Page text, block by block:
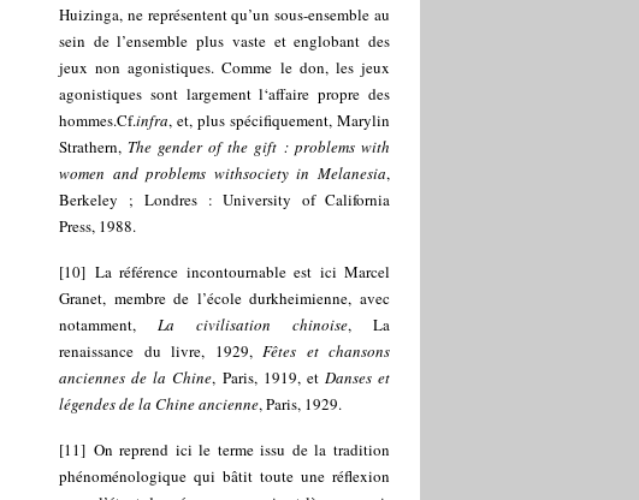
Huizinga, ne représentent qu’un sous-ensemble au
sein de l’ensemble plus vaste et englobant des
jeux non agonistiques. Comme le don, les jeux
agonistiques sont largement l‘affaire propre des
hommes.Cf.infra, et, plus spécifiquement, Marylin
Strathern, The gender of the gift : problems with
women and problems withsociety in Melanesia,
Berkeley ; Londres : University of California
Press, 1988.
[10] La référence incontournable est ici Marcel
Granet, membre de l’école durkheimienne, avec
notamment, La civilisation chinoise, La
renaissance du livre, 1929, Fêtes et chansons
anciennes de la Chine, Paris, 1919, et Danses et
légendes de la Chine ancienne, Paris, 1929.
[11] On reprend ici le terme issu de la tradition
phénoménologique qui bâtit toute une réflexion